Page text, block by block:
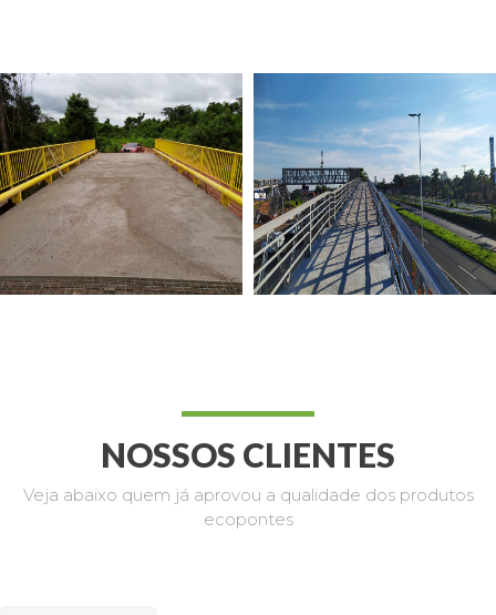
NOSSOS CLIENTES
Veja abaixo quem já aprovou a qualidade dos produtos
ecopontes